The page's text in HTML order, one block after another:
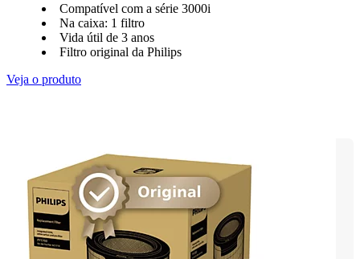
Compatível com a série 3000i
Na caixa: 1 filtro
Vida útil de 3 anos
Filtro original da Philips
Veja o produto